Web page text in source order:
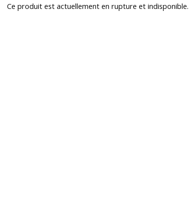
Ce produit est actuellement en rupture et indisponible.